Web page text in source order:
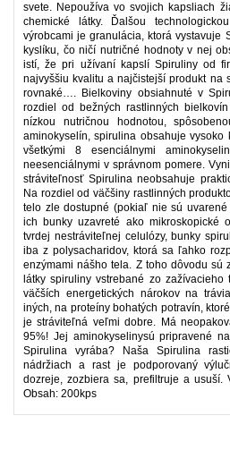
svete. Nepoužíva vo svojich kapsliach
chemické látky. Ďalšou
výrobcami je granulácia, ktorá vystavuje
kyslíku, čo ničí nutričné hodnoty v nej
istí, že pri užívaní kapslí Spiruliny od
najvyššiu kvalitu a najčistejší produkt na
rovnaké…. Bielkoviny obsiahnuté v
rozdiel od bežných rastlinných
nízkou nutričnou hodnotou,
aminokyselín, spirulina obsahuje vysoko
všetkými 8 esenciálnymi
neesenciálnymi v správnom pomere.
stráviteľnosť Spirulina neobsahuje
Na rozdiel od väčšiny rastlinných
telo zle dostupné (pokiaľ nie sú
ich bunky uzavreté ako mikroskopické
tvrdej nestráviteľnej celulózy, bunky
iba z polysacharidov, ktorá sa ľahko
enzýmami nášho tela. Z toho dôvodu sú
látky spiruliny vstrebané zo
väčších energetických nárokov na
iných, na proteíny bohatých potravín,
je stráviteľná veľmi dobre. Má
95%! Jej aminokyselinysú pripravené
Spirulina vyrába? Naša Spirulina
nádržiach a rast je podporovaný
dozreje, zozbiera sa, prefiltruje a usuší.
Obsah: 200kps